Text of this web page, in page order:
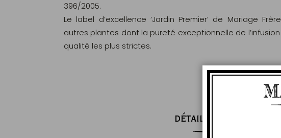
396/2005.
Le label d’excellence ‘Jardin Premier’ de Mariage
autres plantes dont la pureté exceptionnelle de
qualité les plus strictes.
DÉTAILS DE LIVRAISON